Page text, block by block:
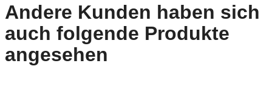
Andere Kunden haben sich
auch folgende Produkte
angesehen